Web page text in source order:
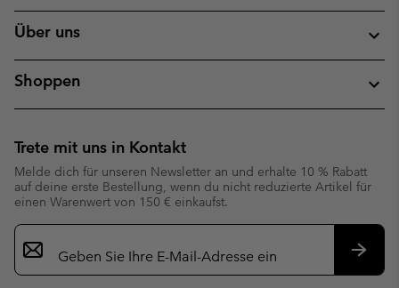
Über uns
Shoppen
Trete mit uns in Kontakt
Melde dich für unseren Newsletter an und erhalte 10 % Rabatt
auf deine erste Bestellung, wenn du nicht reduzierte Artikel für
einen Warenwert von 150 € einkaufst.
Newsletter-
Anmeldung